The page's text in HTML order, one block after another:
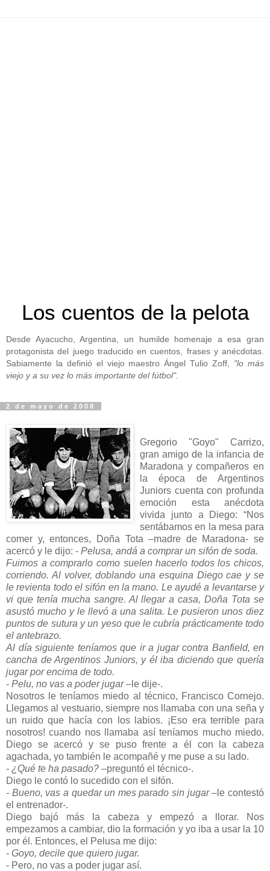
Los cuentos de la pelota
Desde Ayacucho, Argentina, un humilde homenaje a esa gran
protagonista del juego traducido en cuentos, frases y anécdotas.
Sabiamente la definió el viejo maestro Ángel Tulio Zoff, "lo más
viejo y a su vez lo más importante del fútbol".
2 de mayo de 2008
Gregorio "Goyo" Carrizo,
gran amigo de la infancia de
Maradona y compañeros en
la época de Argentinos
Juniors cuenta con profunda
emoción esta anécdota
vivida junto a Diego: “Nos
sentábamos en la mesa para
comer y, entonces, Doña Tota –madre de Maradona- se
acercó y le dijo: - Pelusa, andá a comprar un sifón de soda.
Fuimos a comprarlo como suelen hacerlo todos los chicos,
corriendo. Al volver, doblando una esquina Diego cae y se
le revienta todo el sifón en la mano. Le ayudé a levantarse y
vi que tenía mucha sangre. Al llegar a casa, Doña Tota se
asustó mucho y le llevó a una salita. Le pusieron unos diez
puntos de sutura y un yeso que le cubría prácticamente todo
el antebrazo.
Al día siguiente teníamos que ir a jugar contra Banfield, en
cancha de Argentinos Juniors, y él iba diciendo que quería
jugar por encima de todo.
- Pelu, no vas a poder jugar–le dije-.
Nosotros le teníamos miedo al técnico, Francisco Cornejo.
Llegamos al vestuario, siempre nos llamaba con una seña y
un ruido que hacía con los labios. ¡Eso era terrible para
nosotros! cuando nos llamaba así teníamos mucho miedo.
Diego se acercó y se puso frente a él con la cabeza
agachada, yo también le acompañé y me puse a su lado.
- ¿Qué te ha pasado? –preguntó el técnico-.
Diego le contó lo sucedido con el sifón.
- Bueno, vas a quedar un mes parado sin jugar–le contestó
el entrenador-.
Diego bajó más la cabeza y empezó a llorar. Nos
empezamos a cambiar, dio la formación y yo iba a usar la 10
por él. Entonces, el Pelusa me dijo:
- Goyo, decile que quiero jugar.
- Pero, no vas a poder jugar así.